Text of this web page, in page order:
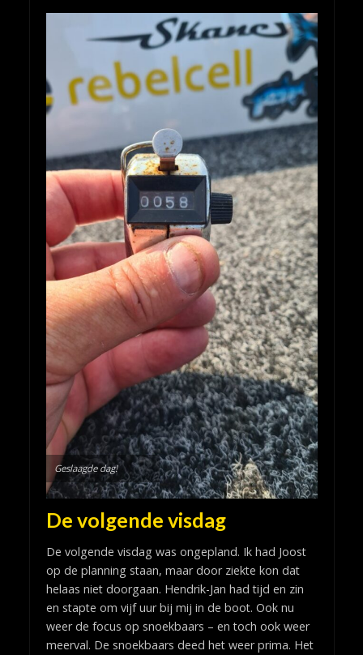
Geslaagde dag!
De volgende visdag
De volgende visdag was ongepland. Ik had Joost
op de planning staan, maar door ziekte kon dat
helaas niet doorgaan. Hendrik-Jan had tijd en zin
en stapte om vijf uur bij mij in de boot. Ook nu
weer de focus op snoekbaars – en toch ook weer
meerval. De snoekbaars deed het weer prima. Het